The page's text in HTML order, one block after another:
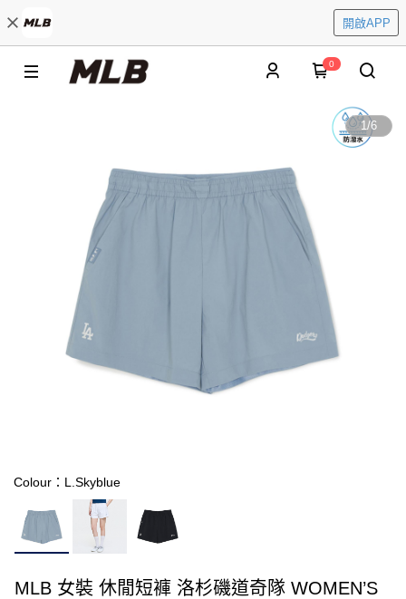
開啟APP
0
1/6
Colour：L.Skyblue
MLB 女裝 休閒短褲 洛杉磯道奇隊 WOMEN’S